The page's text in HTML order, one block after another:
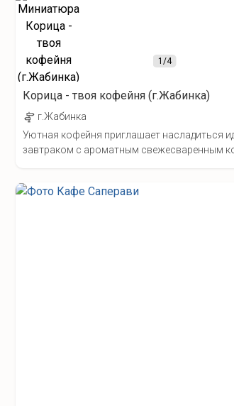
1 /4
Корица - твоя кофейня (г.Жабинка)
г.Жабинка
Уютная кофейня приглашает насладиться
завтраком с ароматным свежесваренным